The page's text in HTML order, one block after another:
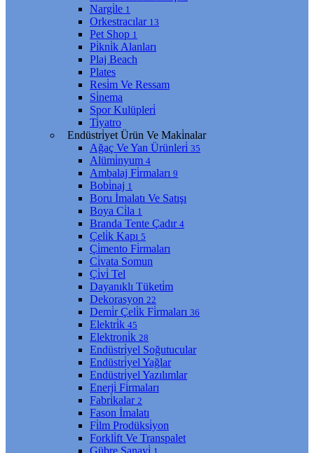
Nargi̇le 1
Orkestracılar 13
Pet Shop 1
Pi̇kni̇k Alanları
Plaj Beach
Plates
Resi̇m Ve Ressam
Si̇nema
Spor Kulüpleri̇
Ti̇yatro
Endüstri̇yet Ürün Ve Maki̇nalar
Ağaç Ve Yan Ürünleri̇ 35
Alümi̇nyum 4
Ambalaj Fi̇rmaları 9
Bobi̇naj 1
Boru İmalatı Ve Satışı
Boya Ci̇la 1
Branda Tente Çadır 4
Çeli̇k Kapı 5
Çi̇mento Fi̇rmaları
Ci̇vata Somun
Çi̇vi̇ Tel
Dayanıklı Tüketi̇m
Dekorasyon 22
Demi̇r Çeli̇k Fi̇rmaları 36
Elektri̇k 45
Elektroni̇k 28
Endüstri̇yel Soğutucular
Endüstri̇yel Yağlar
Endüstri̇yel Yazılımlar
Enerji̇ Fi̇rmaları
Fabri̇kalar 2
Fason İmalatı
Fi̇lm Prodüksi̇yon
Forkli̇ft Ve Transpalet
Gübre Sanayi̇